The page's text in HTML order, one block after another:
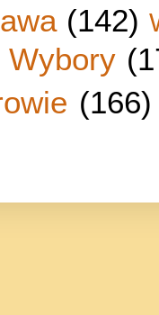
(142)
Wybory
(166)